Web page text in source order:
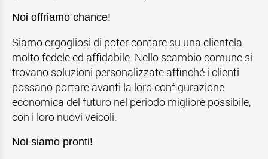
Noi offriamo chance!
Siamo orgogliosi di poter contare su una clientela
molto fedele ed affidabile. Nello scambio comune si
trovano soluzioni personalizzate affinché i clienti
possano portare avanti la loro configurazione
economica del futuro nel periodo migliore possibile,
con i loro nuovi veicoli.
Noi siamo pronti!